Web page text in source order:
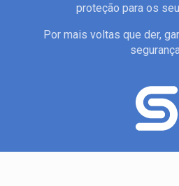
proteção para os
Por mais voltas que der,